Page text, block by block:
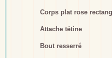
Corps plat rose
Attache tétine
Bout resserré